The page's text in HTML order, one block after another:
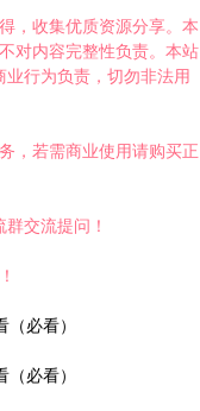
，收集优质资源分享。本
对内容完整性负责。本站
行为负责，切勿非法用
，若需商业使用请购买正
交流提问！
（必看）
（必看）